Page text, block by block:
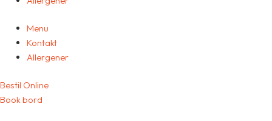
Menu
Kontakt
Allergener
Bestil Online
Book bord